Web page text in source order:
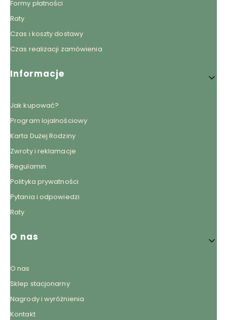
Formy płatności
Raty
Czas i koszty dostawy
Czas realizacji zamówienia
Informacje
Jak kupować?
Program lojalnościowy
Karta Dużej Rodziny
Zwroty i reklamacje
Regulamin
Polityka prywatności
Pytania i odpowiedzi
Raty
O nas
O nas
Sklep stacjonarny
Nagrody i wyróżnienia
Kontakt